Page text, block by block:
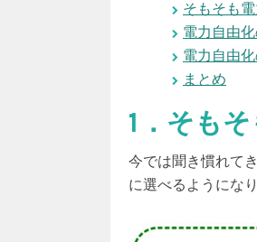
そもそも
電力自由
電力自由
まとめ
1．そも
今では聞き慣れて
に選べる ようにな